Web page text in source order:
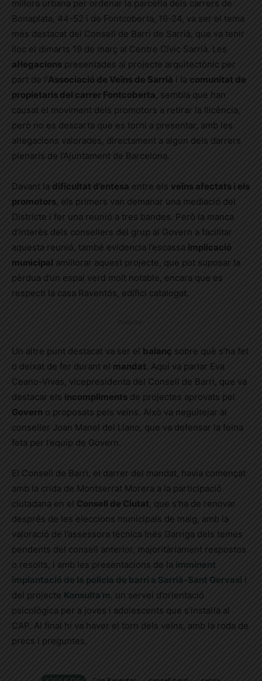
millora urbana per ordenar la parcel·la dels carrers de
Bonaplata, 44-52 i de Fontcoberta, 16-24, va ser el tema
més destacat del Consell de Barri de Sarrià, que va tenir
lloc el dimarts 19 de març al Centre Cívic Sarrià. Les
al·legacions presentades al projecte arquitectònic per
part de l’Associació de Veïns de Sarrià i la comunitat de
propietaris del carrer Fontcoberta, sembla que han
causat el moviment dels promotors a retirar la llicència,
però no es descarta que es torni a presentar, amb les
al·legacions valorades, directament a algun dels darrers
plenaris de l’Ajuntament de Barcelona.
Davant la dificultat d’entesa entre els veïns afectats i els
promotors, els primers van demanar una mediació del
Districte i fer una reunió a tres bandes. Però la manca
d’interès dels consellers del grup al Govern a facilitar
aquesta reunió, també evidencia l’escassa implicació
municipal amillorar aquest projecte, que pot suposar la
pèrdua d’un espai verd molt notable, encara que es
respecti la casa Raventós, edifici catalogat.
Un altre punt destacat va ser el balanç sobre què s’ha fet
o deixat de fer durant el mandat . Aquí va parlar Eva
Ceano-Vivas, vicepresidenta del Consell de Barri, que va
destacar els incompliments de projectes aprovats pel
Govern o proposats pels veïns. Això va neguitejar al
conseller Joan Manel del Llano, que va defensar la feina
feta per l’equip de Govern.
El Consell de Barri, el darrer del mandat, havia començat
amb la crida de Montserrat Morera a la participació
ciutadana en el
Consell de Ciutat , que s’ha de renovar
després de les eleccions municipals de maig, amb la
valoració de l’assessora tècnica Inés Garriga dels temes
pendents del consell anterior, majoritàriament respostos
o resolts, i amb les presentacions de la imminent
implantació de la policia de barri a Sarrià-Sant Gervasi i
del projecte Konsulta’m , un servei d’orientació
psicològica per a joves i adolescents que s’instal·la al
CAP. Al final hi va haver el torn dels veïns, amb la roda de
precs i preguntes.